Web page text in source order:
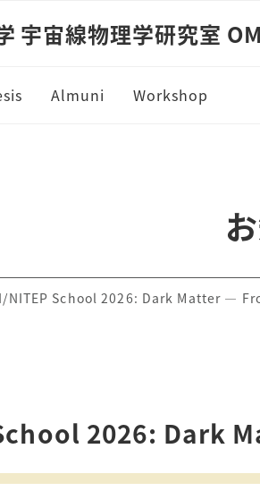
宇宙線物理学研究室
Almuni Workshop
NITEP School 2026: Dark Matter —
2026: Dark